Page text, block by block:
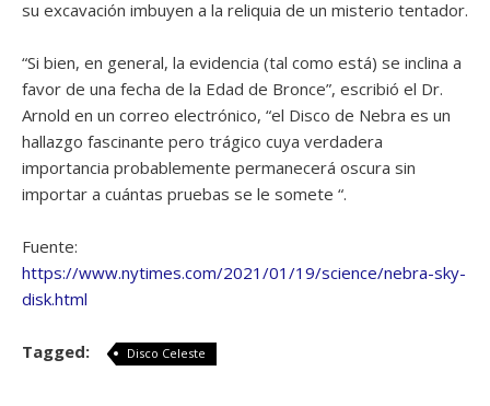
su excavación imbuyen a la reliquia de un misterio tentador.
“Si bien, en general, la evidencia (tal como está) se inclina a
favor de una fecha de la Edad de Bronce”, escribió el Dr.
Arnold en un correo electrónico, “el Disco de Nebra es un
hallazgo fascinante pero trágico cuya verdadera
importancia probablemente permanecerá oscura sin
importar a cuántas pruebas se le somete “.
Fuente:
https://www.nytimes.com/2021/01/19/science/nebra-sky-
disk.html
Tagged: Disco Celeste